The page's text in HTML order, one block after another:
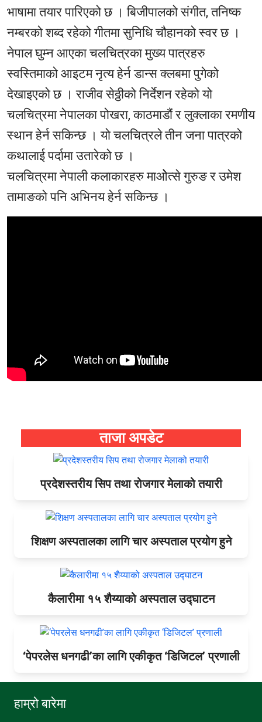
भाषामा तयार पारिएको छ । बिजीपालको संगीत, तनिष्क
नम्बरको शब्द रहेको गीतमा सुनिधि चौहानको स्वर छ ।
नेपाल घुम्न आएका चलचित्रका मुख्य पात्रहरु
स्वस्तिमाको आइटम नृत्य हेर्न डान्स क्लबमा पुगेको
देखाइएको छ । राजीव सेठ्ठीको निर्देशन रहेको यो
चलचित्रमा नेपालका पोखरा, काठमाडौं र लुक्लाका रमणीय
स्थान हेर्न सकिन्छ । यो चलचित्रले तीन जना पात्रको
कथालाई पर्दामा उतारेको छ ।
चलचित्रमा नेपाली कलाकारहरु माओेत्से गुरुङ र उमेश
तामाङको पनि अभिनय हेर्न सकिन्छ ।
ताजा अपडेट
प्रदेशस्तरीय सिप तथा रोजगार मेलाको तयारी
शिक्षण अस्पतालका लागि चार अस्पताल प्रयोग हुने
कैलारीमा १५ शैय्याको अस्पताल उद्घाटन
‘पेपरलेस धनगढी’का लागि एकीकृत ‘डिजिटल’ प्रणाली
हाम्रो बारेमा